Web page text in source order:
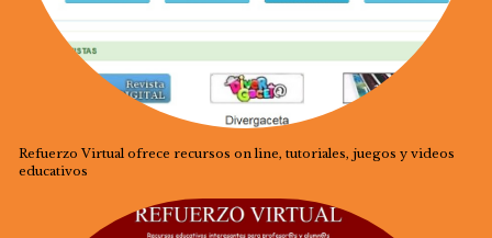
Refuerzo Virtual ofrece recursos on line, tutoriales, juegos y videos
educativos